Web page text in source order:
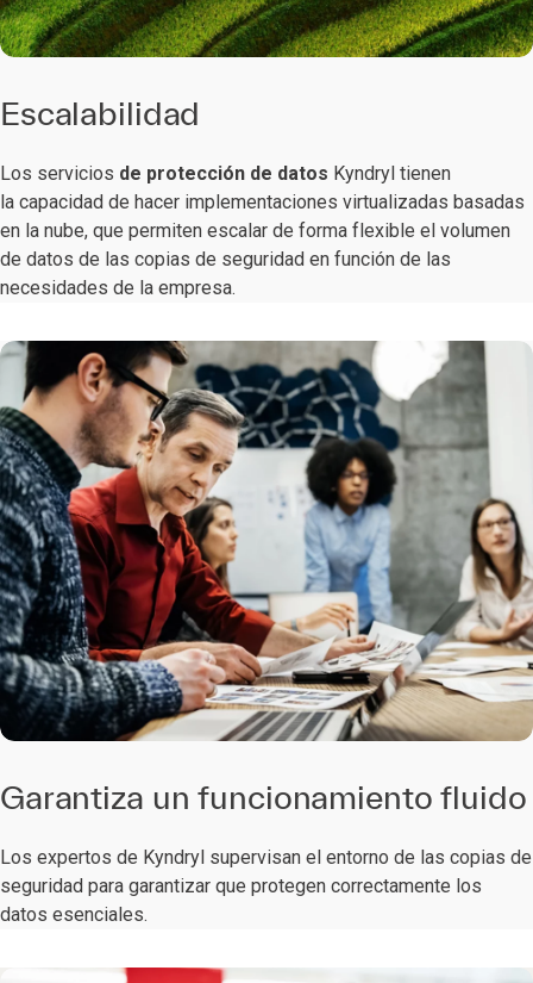
Escalabilidad
Los servicios de protección de datos Kyndryl tienen
la capacidad de hacer implementaciones virtualizadas basadas
en la nube, que permiten escalar de forma flexible el volumen
de datos de las copias de seguridad en función de las
necesidades de la empresa.
Garantiza un funcionamiento fluido
Los expertos de Kyndryl supervisan el entorno de las copias de
seguridad para garantizar que protegen correctamente los
datos esenciales.